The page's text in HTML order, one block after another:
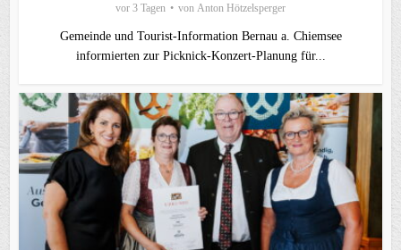
vor 3 Tagen von Anton Hötzelsperger
Gemeinde und Tourist-Information Bernau a. Chiemsee
informierten zur Picknick-Konzert-Planung für...